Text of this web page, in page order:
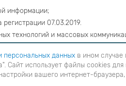
информации;
регистрации 07.03.2019.
технологий и массовых
81555-79-516
в ином случае вам необходимо покинуть сайт. Сбор и
cookies для взаимодействия с вами. Вы можете
персональных данныхв ином случае
Сайт использует файлы cookies
вашего интернет-браузера,